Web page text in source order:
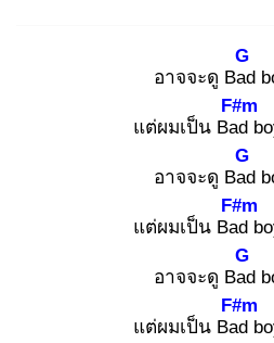
อาจจะดู Bad
G
แต่ผมเป็น Bad
F#m
อาจจะดู Bad
G
แต่ผมเป็น Bad
F#m
อาจจะดู Bad
G
แต่ผมเป็น Bad
F#m